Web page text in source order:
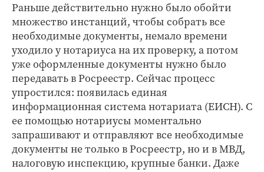
Раньше действительно нужно было обойти
множество инстанций, чтобы собрать все
необходимые документы, немало времени
уходило у нотариуса на их проверку, а потом
уже оформленные документы нужно было
передавать в Росреестр. Сейчас процесс
упростился: появилась единая
информационная система нотариата (ЕИСН). С
ее помощью нотариусы моментально
запрашивают и отправляют все необходимые
документы не только в Росреестр, но и в МВД,
налоговую инспекцию, крупные банки. Даже